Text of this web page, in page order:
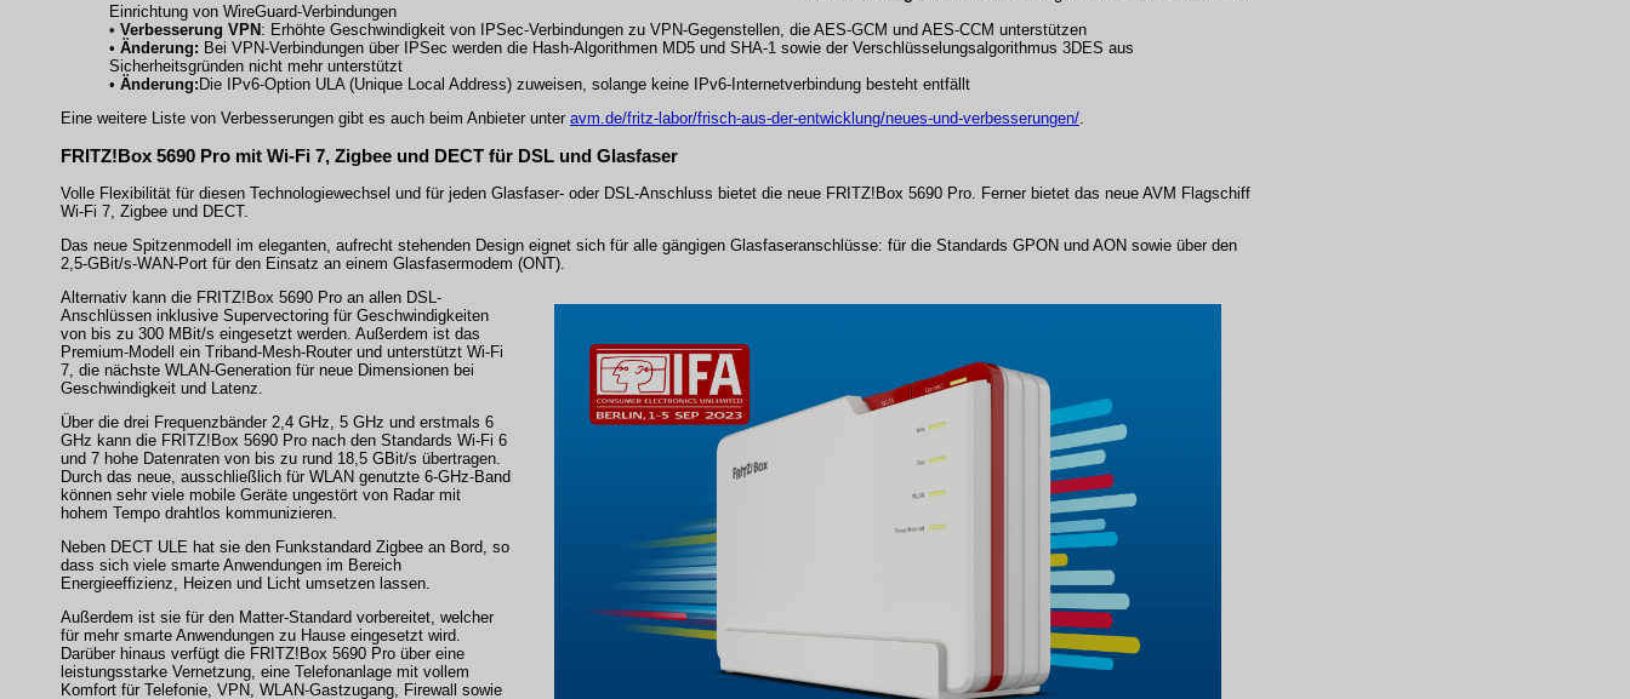
Einrichtung von WireGuard-Verbindungen
• Verbesserung VPN : Erhöhte Geschwindigkeit von IPSec-Verbindungen zu VPN-Gegenstellen, die AES-GCM und AES-CCM unterstützen
• Änderung: Bei VPN-Verbindungen über IPSec werden die Hash-Algorithmen MD5 und SHA-1 sowie der Verschlüsselungsalgorithmus 3DES aus
Sicherheitsgründen nicht mehr unterstützt
• Änderung: Die IPv6-Option ULA (Unique Local Address) zuweisen, solange keine IPv6-Internetverbindung besteht entfällt
Eine weitere Liste von Verbesserungen gibt es auch beim Anbieter unter avm.de/fritz-labor/frisch-aus-der-entwicklung/neues-und-verbesserungen/
FRITZ!Box 5690 Pro mit Wi-Fi 7, Zigbee und DECT für DSL und Glasfaser
Volle Flexibilität für diesen Technologiewechsel und für jeden Glasfaser- oder DSL-Anschluss bietet die neue FRITZ!Box 5690 Pro. Ferner bietet das neue AVM Flagschiff
Wi-Fi 7, Zigbee und DECT.
Das neue Spitzenmodell im eleganten, aufrecht stehenden Design eignet sich für alle gängigen Glasfaseranschlüsse: für die Standards GPON und AON sowie über den
2,5-GBit/s-WAN-Port für den Einsatz an einem Glasfasermodem (ONT).
Alternativ kann die FRITZ!Box 5690 Pro an allen DSL-
Anschlüssen inklusive Supervectoring für Geschwindigkeiten
von bis zu 300 MBit/s eingesetzt werden. Außerdem ist das
Premium-Modell ein Triband-Mesh-Router und unterstützt Wi-Fi
7, die nächste WLAN-Generation für neue Dimensionen bei
Geschwindigkeit und Latenz.
Über die drei Frequenzbänder 2,4 GHz, 5 GHz und erstmals 6
GHz kann die FRITZ!Box 5690 Pro nach den Standards Wi-Fi 6
und 7 hohe Datenraten von bis zu rund 18,5 GBit/s übertragen.
Durch das neue, ausschließlich für WLAN genutzte 6-GHz-Band
können sehr viele mobile Geräte ungestört von Radar mit
hohem Tempo drahtlos kommunizieren.
Neben DECT ULE hat sie den Funkstandard Zigbee an Bord, so
dass sich viele smarte Anwendungen im Bereich
Energieeffizienz, Heizen und Licht umsetzen lassen.
Außerdem ist sie für den Matter-Standard vorbereitet, welcher
für mehr smarte Anwendungen zu Hause eingesetzt wird.
Darüber hinaus verfügt die FRITZ!Box 5690 Pro über eine
leistungsstarke Vernetzung, eine Telefonanlage mit vollem
Komfort für Telefonie, VPN, WLAN-Gastzugang, Firewall sowie